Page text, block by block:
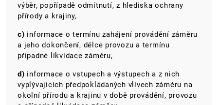
výběr, popřípadě odmítnutí, z hlediska ochrany
přírody a krajiny,
c) informace o termínu zahájení provádění záměru
a jeho dokončení, délce provozu a termínu
případné likvidace záměru,
d) informace o vstupech a výstupech a z nich
vyplývajících předpokládaných vlivech záměru na
okolní přírodu a krajinu v době provádění, provozu